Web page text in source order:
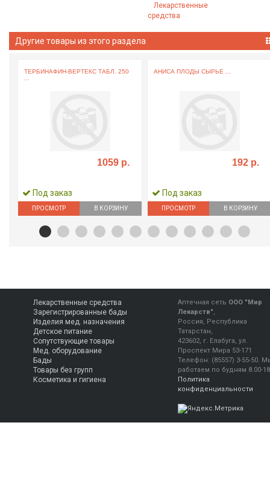
Лекарственные
средства
Другие товары из этого раздела
ТЕРБИНАФИН-ВЕРТЕКС ТАБЛ. 250
1059 р.
Под заказ
ПРОСМОТР В КОРЗИНУ
АНИСА ПЛОДЫ СЫРЬЕ ...
192 р.
Под заказ
ПРОСМОТР В КОРЗИНУ
Лекарственные средства
Зарегистрированные бады
Изделия мед. назначения
Детское питание
Сопутствующие товары
Мед. оборудование
Бады
Товары без групп
Косметика и гигиена
Аптечная сеть ООО "Мир
Лекарств",
Россия, Республика
Татарстан,
423602, г. Елабуга, ул.
Проспект Мира 53-171
Телефон: (85557) 3-55-50.
работаем по будням 8.00-
Политика
конфиденциальности
Консультация фармацевта